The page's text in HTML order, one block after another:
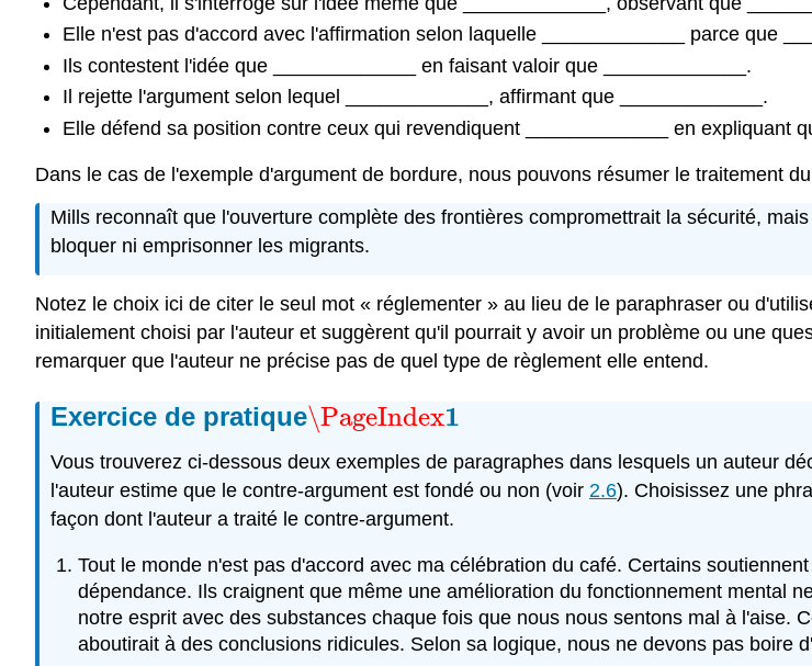
Elle n'est pas d'accord avec l'affirmation selon laquelle _____________ parce que
Ils contestent l'idée que _____________ en faisant valoir que _____________.
Il rejette l'argument selon lequel _____________, affirmant que _____________.
Elle défend sa position contre ceux qui revendiquent _____________ en expliquant
Dans le cas de l'exemple d'argument de bordure, nous pouvons résumer le traitement
Mills reconnaît que l'ouverture complète des frontières compromettrait la sécurité,
bloquer ni emprisonner les migrants.
Notez le choix ici de citer le seul mot « réglementer » au lieu de le paraphraser ou
initialement choisi par l'auteur et suggèrent qu'il pourrait y avoir un problème ou une
remarquer que l'auteur ne précise pas de quel type de règlement elle entend.
Exercice de pratique\PageIndex1
\PageIndex1
Vous trouverez ci-dessous deux exemples de paragraphes dans lesquels un auteur
l'auteur estime que le contre-argument est fondé ou non (voir 2.6). Choisissez une
façon dont l'auteur a traité le contre-argument.
Tout le monde n'est pas d'accord avec ma célébration du café. Certains
dépendance. Ils craignent que même une amélioration du fonctionnement mental
notre esprit avec des substances chaque fois que nous nous sentons mal à l'aise.
aboutirait à des conclusions ridicules. Selon sa logique, nous ne devons pas boire